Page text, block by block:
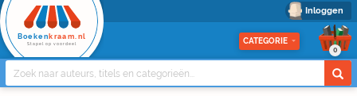
Inloggen
Boeken kraam.nl
Stapel op voordeel CATEGORIE
0